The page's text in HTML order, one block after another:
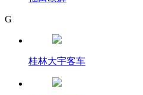
G
桂林大宇客车